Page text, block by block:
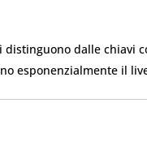
distinguono dalle chiavi
esponenzialmente il